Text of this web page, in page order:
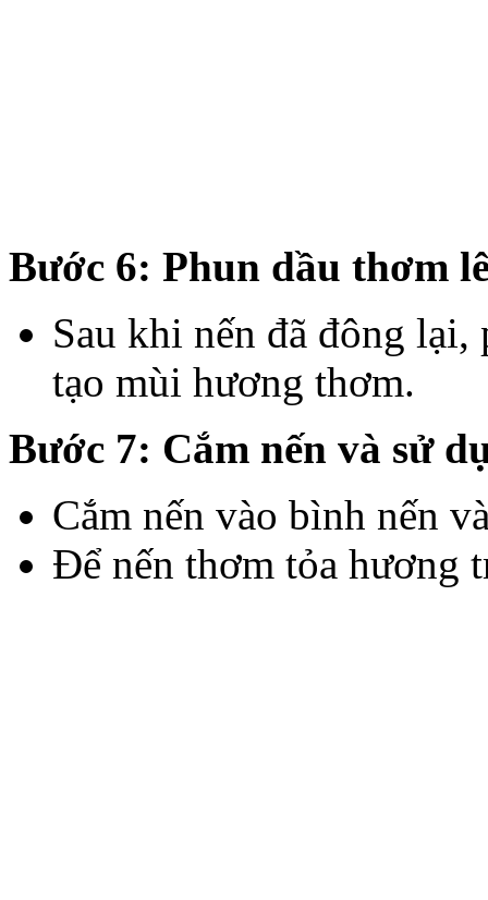
Bước 6: Phun dầu thơm
Sau khi nến đã đông lại,
tạo mùi hương thơm.
Bước 7: Cắm nến và sử
Cắm nến vào bình nến
Để nến thơm tỏa hương